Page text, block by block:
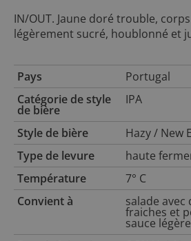
IN/OUT. Jaune doré trouble,
légèrement sucré, houblonné et
Pays
Portugal
Catégorie de style
de bière
IPA
Style de bière
Hazy / New
Type de levure
haute
Température
7° C
Convient à
salade avec
fraiches et
sauce